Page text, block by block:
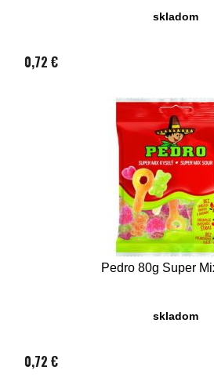
skladom
0,72 €
Pedro 80g Super
skladom
0,72 €